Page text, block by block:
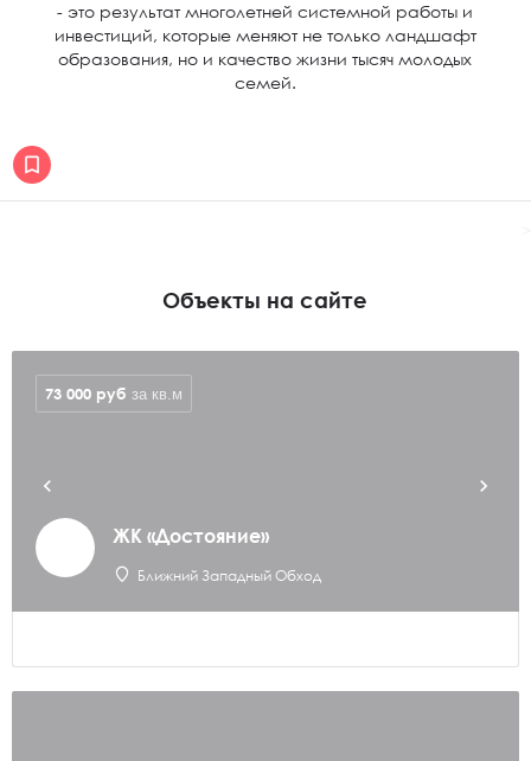
- это результат многолетней системной работы и
инвестиций, которые меняют не только ландшафт
образования, но и качество жизни тысяч молодых
семей.
Объекты на сайте
ЖК «Достояние»
Ближний Западный Обход
73 000 руб за кв.м